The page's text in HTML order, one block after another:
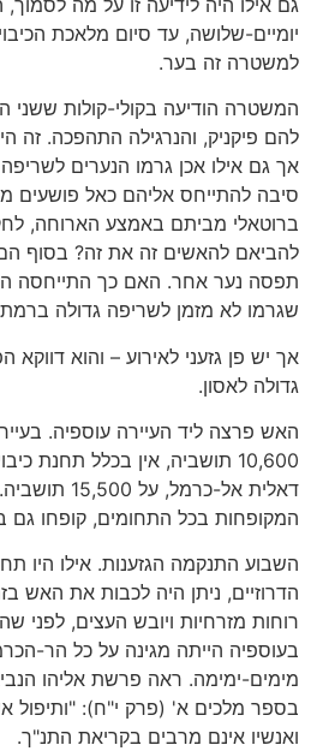
יומיים-שלושה, עד סיום מלאכת
למשטרה זה בער.
להם פיקניק, והנרגילה התהפכה. זה
אך גם אילו אכן גרמו הנערים
סיבה להתייחס אליהם כאל פושעים
ברוטאלי מביתם באמצע הארוחה,
להביאם להאשים זה את זה? בסוף
תפסה נער אחר. האם כך התייחסה
שגרמו לא מזמן לשריפה גדולה
אך יש פן גזעני לאירוע – והוא
גדולה לאסון.
האש פרצה ליד העיירה עוספיה.
10,600 תושביה, אין בכלל תחנת
דאלית אל-
המקופחות בכל התחומים, קופחו גם
השבוע התנקמה הגזענות. אילו היו
הדרוזיים, ניתן היה לכבות את האש
רוחות מזרחיות ויובש העצים, לפני
בעוספיה הייתה מגינה על כל הר-
מימים-ימימה. ראה פרשת אליהו
בספר מלכים א' (פרק י"ח): "ותיפול
ואנשיו אינם מרבים בקריאת התנ"ך.